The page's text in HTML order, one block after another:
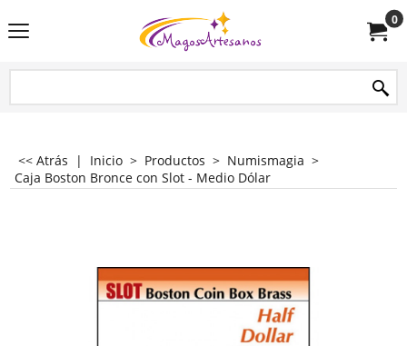
0
<< Atrás | Inicio > Productos > Numismagia >
Caja Boston Bronce con Slot - Medio Dólar